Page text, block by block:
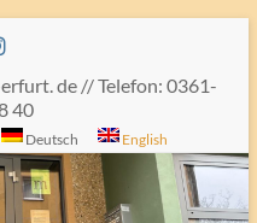
de // Telefon: 0361-
40
Deutsch English